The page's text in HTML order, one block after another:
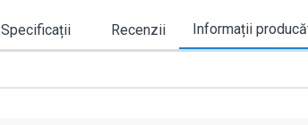
Specificații Recenzii Informații